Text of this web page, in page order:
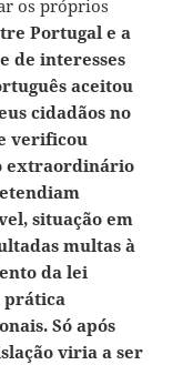
os próprios
Portugal e a
de interesses
aceitou
cidadãos no
verificou
extraordinário
situação em
multas à
da lei
prática
Só após
viria a ser